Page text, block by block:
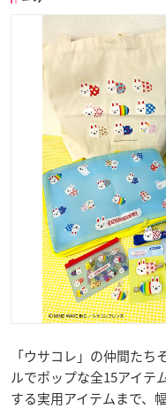
「ウサコレ」の仲間た
ルでポップな全15アイテ
する実用アイテムまで、